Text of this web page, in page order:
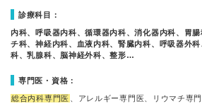
診療科目：
内科、呼吸器内科、循環器内科、消化器内科、胃
チ科、神経内科、血液内科、腎臓内科、呼吸器外
科、乳腺科、脳神経外科、整形…
専門医・資格：
総合内科専門医 、アレルギー専門医、リウマチ専